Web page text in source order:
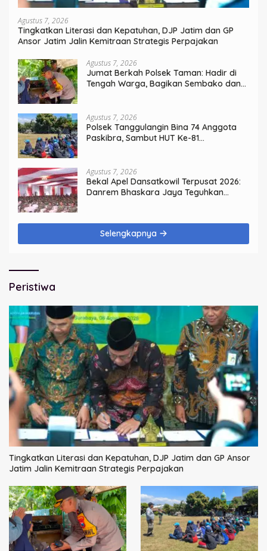
Agustus 7, 2026
Tingkatkan Literasi dan Kepatuhan, DJP Jatim dan GP
Ansor Jatim Jalin Kemitraan Strategis Perpajakan
Agustus 7, 2026
Jumat Berkah Polsek Taman: Hadir di
Tengah Warga, Bagikan Sembako dan
Agustus 7, 2026
Polsek Tanggulangin Bina 74 Anggota
Paskibra, Sambut HUT Ke-81
Agustus 7, 2026
Bekal Apel Dansatkowil Terpusat 2026:
Danrem Bhaskara Jaya Teguhkan
Selengkapnya
Peristiwa
Tingkatkan Literasi dan Kepatuhan, DJP Jatim dan GP Ansor
Jatim Jalin Kemitraan Strategis Perpajakan